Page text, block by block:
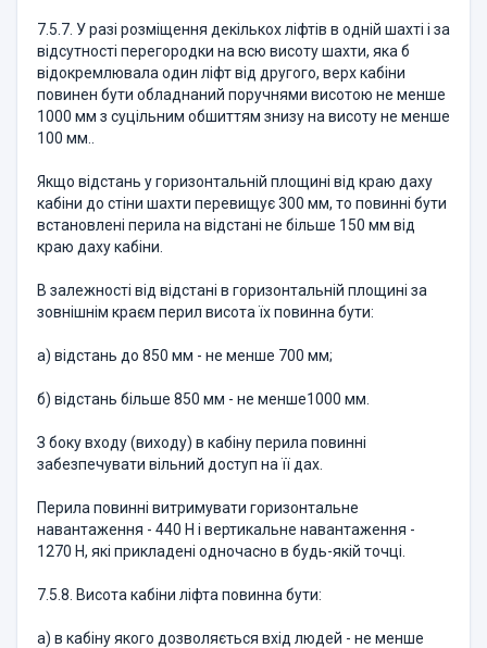
7.5.7. У разі розміщення декількох ліфтів в одній шахті і за
відсутності перегородки на всю висоту шахти, яка б
відокремлювала один ліфт від другого, верх кабіни
повинен бути обладнаний поручнями висотою не менше
1000 мм з суцільним обшиттям знизу на висоту не менше
100 мм..
Якщо відстань у горизонтальній площині від краю даху
кабіни до стіни шахти перевищує 300 мм, то повинні бути
встановлені перила на відстані не більше 150 мм від
краю даху кабіни.
В залежності від відстані в горизонтальній площині за
зовнішнім краєм перил висота їх повинна бути:
а) відстань до 850 мм - не менше 700 мм;
б) відстань більше 850 мм - не менше1000 мм.
З боку входу (виходу) в кабіну перила повинні
забезпечувати вільний доступ на її дах.
Перила повинні витримувати горизонтальне
навантаження - 440 Н і вертикальне навантаження -
1270 Н, які прикладені одночасно в будь-якій точці.
7.5.8. Висота кабіни ліфта повинна бути:
а) в кабіну якого дозволяється вхід людей - не менше